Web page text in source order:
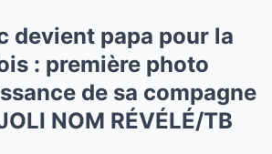
devient papa pour la
: première photo
de sa compagne
NOM RÉVÉLÉ/TB